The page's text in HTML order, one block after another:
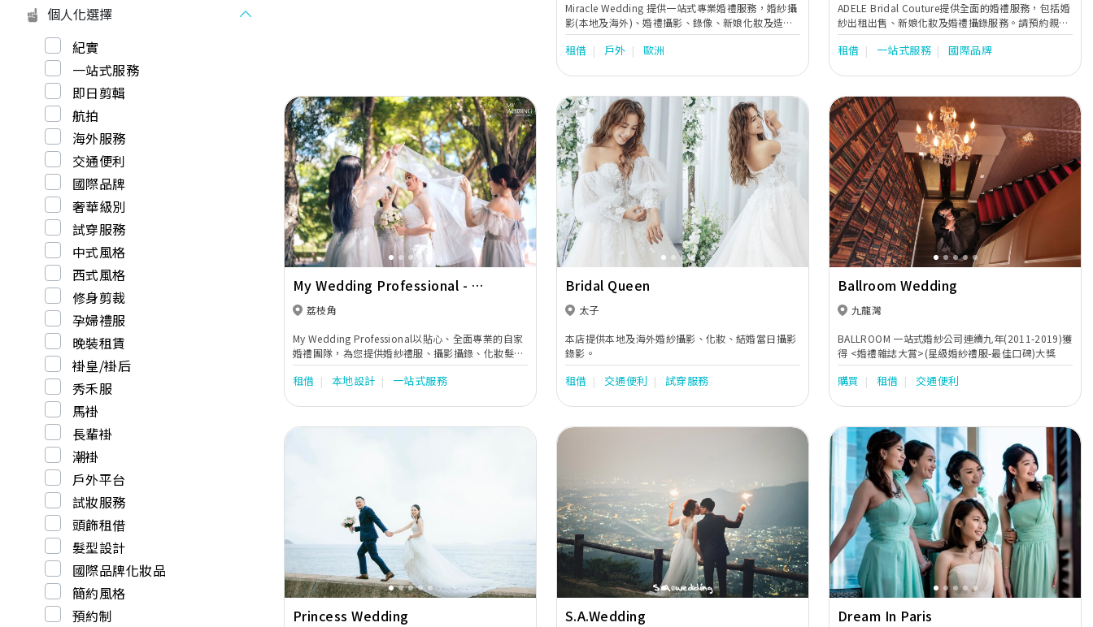
個人化選擇
紀實
一站式服務
即日剪輯
航拍
海外服務
交通便利
國際品牌
奢華級別
試穿服務
中式風格
西式風格
修身剪裁
孕婦禮服
晚裝租賃
褂皇/褂后
秀禾服
馬褂
長輩褂
潮褂
戶外平台
試妝服務
頭飾租借
髮型設計
國際品牌化妝品
簡約風格
預約制
Miracle Wedding 提供一站式專業婚禮服務，婚紗攝
影(本地及海外)、婚禮攝影、錄像、新娘化妝及造型
設計服務、新郎新娘結婚禮服租賃。
租借 戶外 歐洲
ADELE Bridal Couture提供全面的婚禮服務，包括婚
紗出租出售、新娘化妝及婚禮攝錄服務。請預約親臨
本店，讓我們爲你提供專業的建議。
租借 一站式服務 國際品牌
Previous Next
My Wedding Professional - My
Seasons 四季薈
荔枝角
My Wedding Professional以貼心、全面專業的自家
婚禮團隊，為您提供婚紗禮服、攝影攝錄、化妝髮
型、婚禮流程指導等服務，讓您以最完美姿態享受甜
蜜難忘的婚禮。
租借 本地設計 一站式服務
Previous
Bridal Queen
太子
本店提供本地及海外婚紗攝影、化妝、結婚當日攝影
錄影。
租借 交通便利 試穿服務
Previous
Ballroom Wedding
九龍灣
BALLROOM 一站式婚紗公司連續九年(2011-2019)獲
得 <婚禮雜誌大賞>(星級婚紗禮服-最佳口碑)大獎
購買 租借 交通便利
Previous
Princess Wedding
Previous
S.A.Wedding
Previous Next
Dream In Paris